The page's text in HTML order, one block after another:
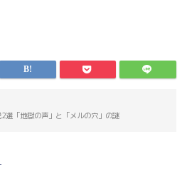
選「地獄の声」と「メルの穴」の謎